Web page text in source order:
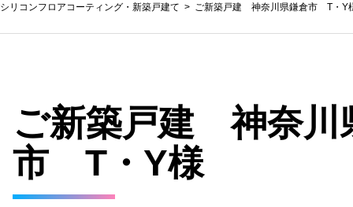
シリコンフロアコーティング ・ 新築戸建て ご新築戸建 神奈川県鎌倉市 T・Y
ご新築戸建 神奈川
市 T・Y様